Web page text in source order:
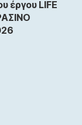
έργου LIFE